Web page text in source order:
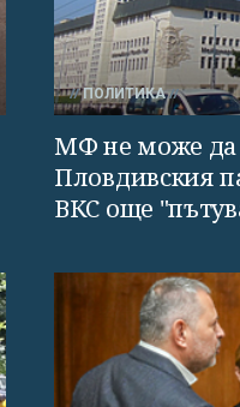
ПОЛИТИКА
МФ не може да
Пловдивския
ВКС още